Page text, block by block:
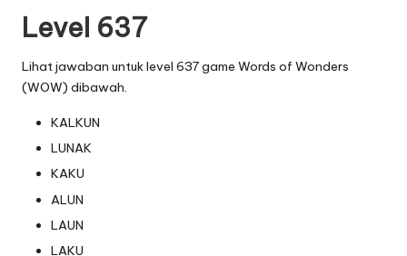
Level 637
Lihat jawaban untuk level 637 game Words of Wonders
(WOW) dibawah.
KALKUN
LUNAK
KAKU
ALUN
LAUN
LAKU